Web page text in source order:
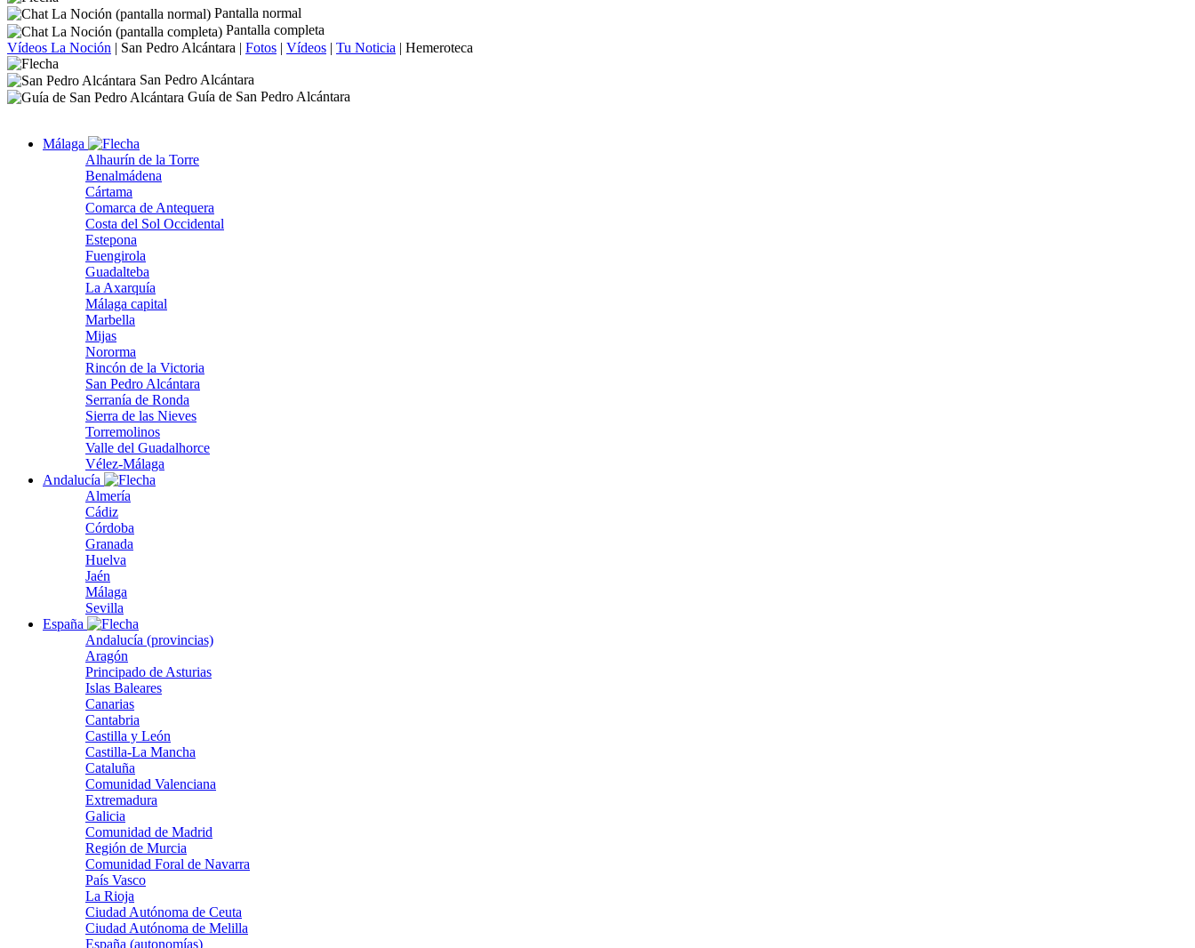
Pantalla normal
Pantalla completa
Vídeos La Noción | San Pedro Alcántara | Fotos | Vídeos | Tu Noticia | Hemeroteca
San Pedro Alcántara
Guía de San Pedro Alcántara
Málaga
Alhaurín de la Torre
Benalmádena
Cártama
Comarca de Antequera
Costa del Sol Occidental
Estepona
Fuengirola
Guadalteba
La Axarquía
Málaga capital
Marbella
Mijas
Nororma
Rincón de la Victoria
San Pedro Alcántara
Serranía de Ronda
Sierra de las Nieves
Torremolinos
Valle del Guadalhorce
Vélez-Málaga
Andalucía
Almería
Cádiz
Córdoba
Granada
Huelva
Jaén
Málaga
Sevilla
España
Andalucía (provincias)
Aragón
Principado de Asturias
Islas Baleares
Canarias
Cantabria
Castilla y León
Castilla-La Mancha
Cataluña
Comunidad Valenciana
Extremadura
Galicia
Comunidad de Madrid
Región de Murcia
Comunidad Foral de Navarra
País Vasco
La Rioja
Ciudad Autónoma de Ceuta
Ciudad Autónoma de Melilla
España (autonomías)